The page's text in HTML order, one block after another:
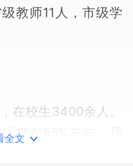
教师11人，市级学
在校生3400余人。
持在95%左右，居
全文